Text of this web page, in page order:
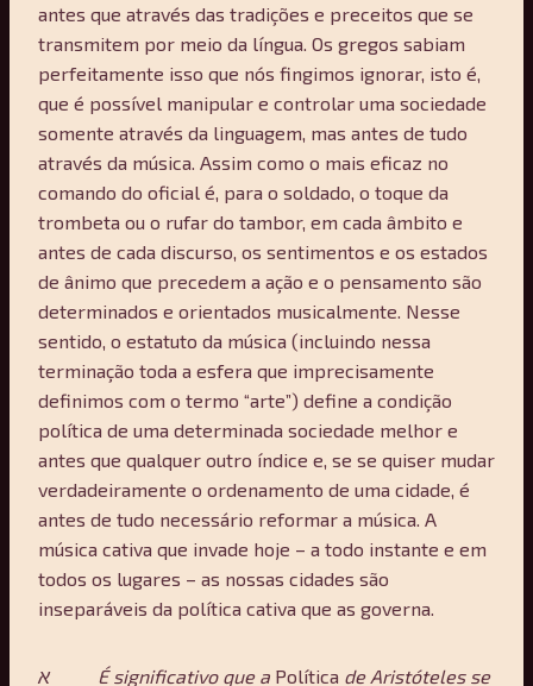
antes que através das tradições e preceitos que se
transmitem por meio da língua. Os gregos sabiam
perfeitamente isso que nós fingimos ignorar, isto é,
que é possível manipular e controlar uma sociedade
somente através da linguagem, mas antes de tudo
através da música. Assim como o mais eficaz no
comando do oficial é, para o soldado, o toque da
trombeta ou o rufar do tambor, em cada âmbito e
antes de cada discurso, os sentimentos e os estados
de ânimo que precedem a ação e o pensamento são
determinados e orientados musicalmente. Nesse
sentido, o estatuto da música (incluindo nessa
terminação toda a esfera que imprecisamente
definimos com o termo “arte”) define a condição
política de uma determinada sociedade melhor e
antes que qualquer outro índice e, se se quiser mudar
verdadeiramente o ordenamento de uma cidade, é
antes de tudo necessário reformar a música. A
música cativa que invade hoje – a todo instante e em
todos os lugares – as nossas cidades são
inseparáveis da política cativa que as governa.
אÉ significativo que a Política de Aristóteles se